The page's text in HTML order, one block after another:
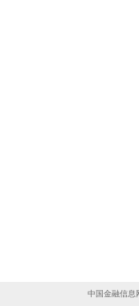
中国金融信